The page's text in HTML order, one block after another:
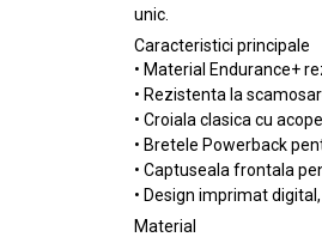
unic.
Caracteristici principale
• Material Endurance+
• Rezistenta la
• Croiala clasica cu
• Bretele Powerback
• Captuseala frontala
• Design imprimat
Material